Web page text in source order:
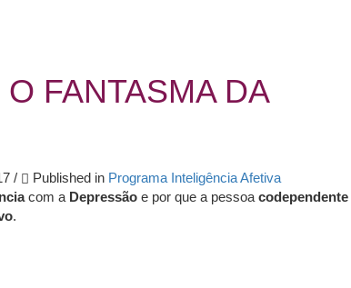
FANTASMA DA
/ Published in Programa Inteligência Afetiva
com a Depressão e por que a pessoa codependente
.